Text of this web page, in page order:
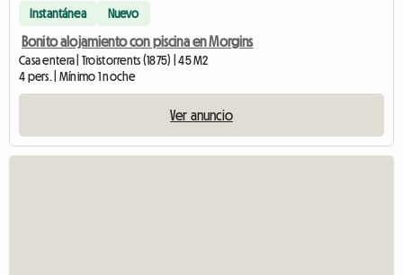
Instantánea Nuevo
Bonito alojamiento con piscina en Morgins
Casa entera | Troistorrents (1875) | 45 M2
4 pers. | Mínimo 1 noche
Ver anuncio